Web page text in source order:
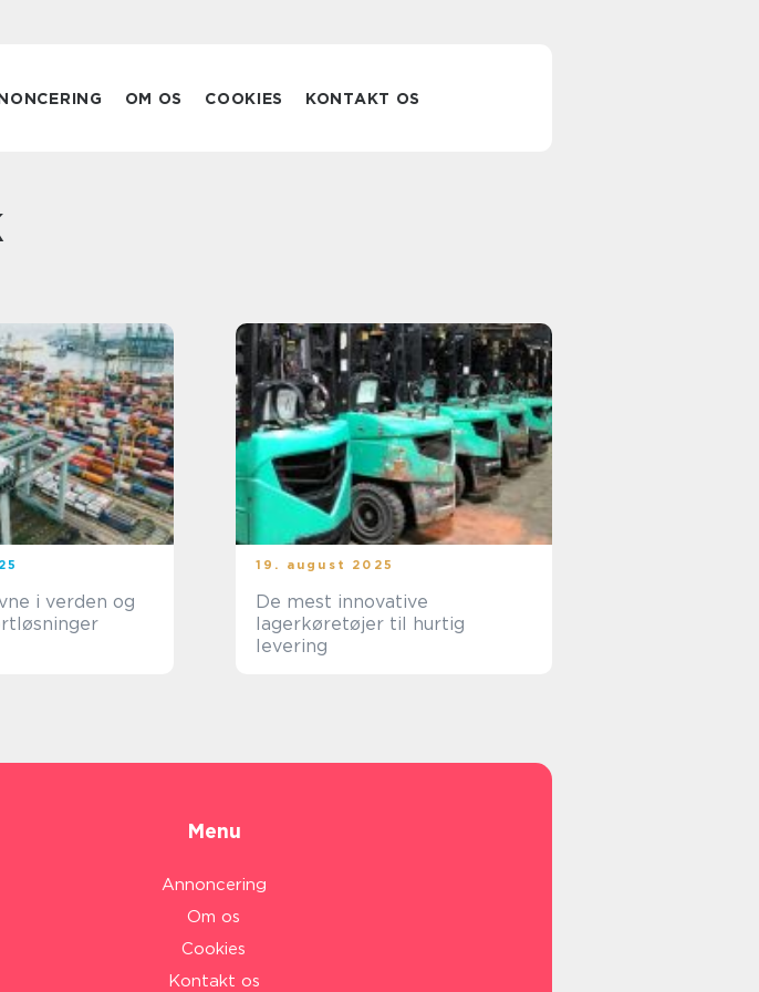
OM OS COOKIES KONTAKT OS
i verden og
19. august 2025
De mest innovative
lagerkøretøjer til hurtig
levering
Menu
Annoncering
Om os
Cookies
Kontakt os